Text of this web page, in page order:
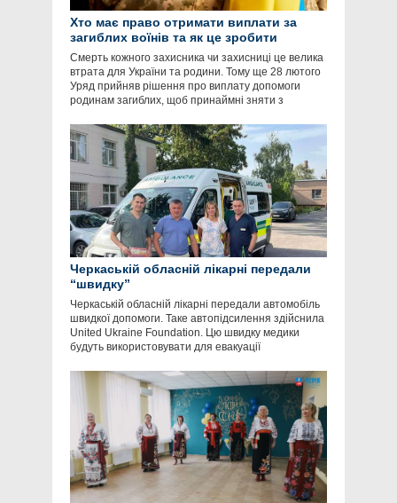
Хто має право отримати виплати за
загиблих воїнів та як це зробити
Смерть кожного захисника чи захисниці це велика
втрата для України та родини. Тому ще 28 лютого
Уряд прийняв рішення про виплату допомоги
родинам загиблих, щоб принаймні зняти з
Черкаській обласній лікарні передали
“швидку”
Черкаській обласній лікарні передали автомобіль
швидкої допомоги. Таке автопідсилення здійснила
United Ukraine Foundation. Цю швидку медики
будуть використовувати для евакуації